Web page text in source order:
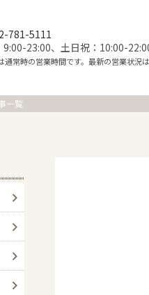
781-5111
9:00-23:00、土日祝：10:00-
通常時の営業時間です。最新の営業状況は
一覧